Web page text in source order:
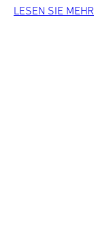
LESEN SIE MEHR